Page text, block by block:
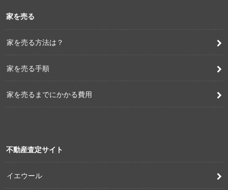
家を売る
家を売る方法は？
家を売る手順
家を売るまでにかかる費用
不動産査定サイト
イエウール